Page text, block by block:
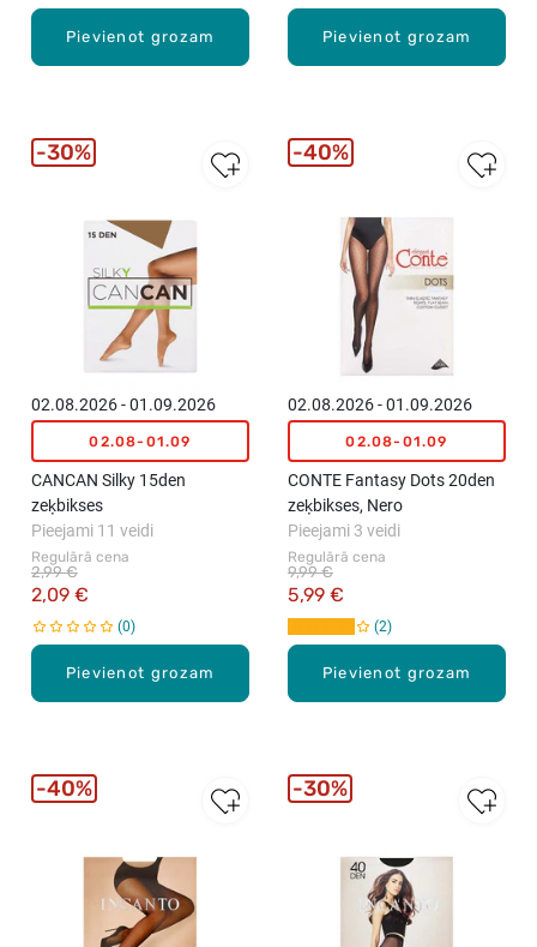
Pievienot grozam Pievienot grozam
Pievienot grozam
02.08.2026 - 01.09.2026
02.08-01.09
CANCAN Silky 15den
zeķbikses
Regulārā cena
2,09 €
2,99 €
Pieejami 11 veidi
0
30%
Pievienot grozam
02.08.2026 - 01.09.2026
02.08-01.09
CONTE Fantasy Dots 20den
zeķbikses, Nero
Regulārā cena
5,99 €
9,99 €
Pieejami 3 veidi
2
40%
40% 30%